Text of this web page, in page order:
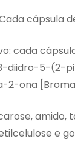
cápsula
cada
diidro-5-(2-
2-ona
amido,
e